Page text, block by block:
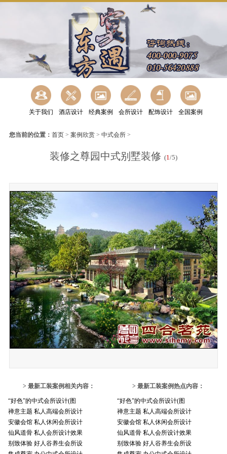
关于我们 酒店设计 经典案例 会所设计 配饰设计 全国案例
您当前的位置： 首页> 案例欣赏> 中式会所>
装修之尊园中式别墅装修 (1/5)
> 最新工装案例相关内容：
“好色”的中式会所设计(图
禅意主题 私人高端会所设计
安徽会馆 私人休闲会所设计
仙风道骨 私人会所设计效果
别致体验 好人谷养生会所设
> 最新工装案例热点内容：
“好色”的中式会所设计(图
禅意主题 私人高端会所设计
安徽会馆 私人休闲会所设计
仙风道骨 私人会所设计效果
别致体验 好人谷养生会所设